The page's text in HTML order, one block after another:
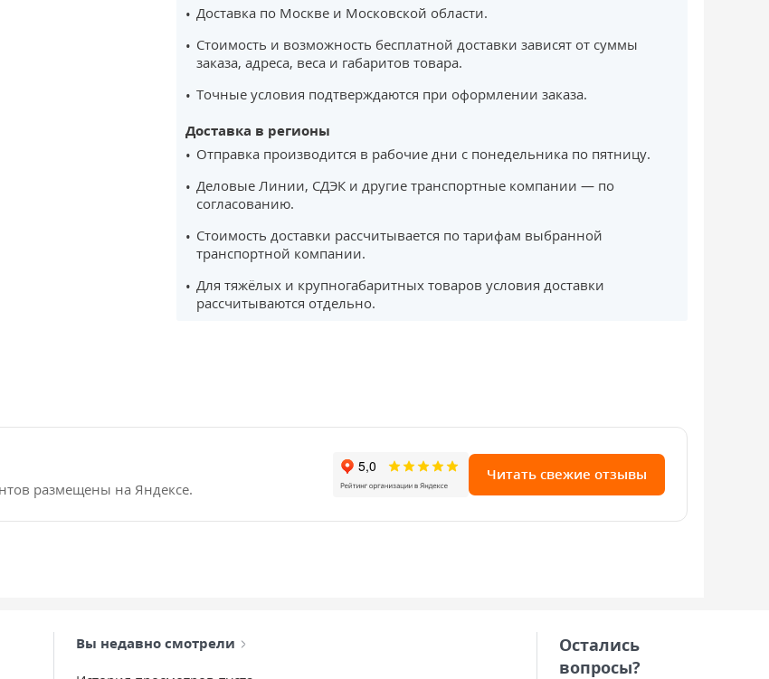
Доставка по Москве и Московской области.
Стоимость и возможность бесплатной доставки зависят от суммы
заказа, адреса, веса и габаритов товара.
Точные условия подтверждаются при оформлении заказа.
Доставка в регионы
Отправка производится в рабочие дни с понедельника по пятницу.
Деловые Линии, СДЭК и другие транспортные компании — по
согласованию.
Стоимость доставки рассчитывается по тарифам выбранной
транспортной компании.
Для тяжёлых и крупногабаритных товаров условия доставки
рассчитываются отдельно.
размещены на Яндексе.
Читать свежие отзывы
Вы недавно смотрели
Остались
вопросы?